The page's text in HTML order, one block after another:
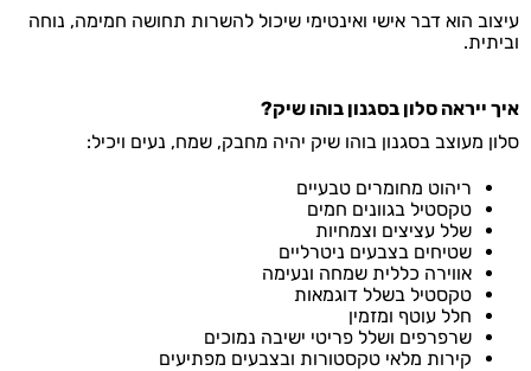
עיצוב הוא דבר אישי ואינטימי שיכול להשרות תחושה חמימה, נוחה
וביתית.
איך ייראה סלון בסגנון בוהו שיק?
סלון מעוצב בסגנון בוהו שיק יהיה מחבק, שמח, נעים ויכיל:
ריהוט מחומרים טבעיים
טקסטיל בגוונים חמים
שלל עציצים וצמחיות
שטיחים בצבעים ניטרליים
אווירה כללית שמחה ונעימה
טקסטיל בשלל דוגמאות
חלל עוטף ומזמין
שרפרפים ושלל פריטי ישיבה נמוכים
קירות מלאי טקסטורות ובצבעים מפתיעים